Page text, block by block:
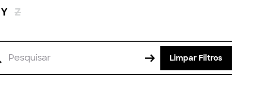
Y Z
Limpar Filtros